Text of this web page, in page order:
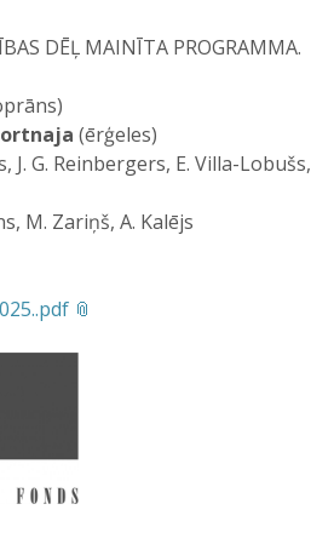
DĒĻ MAINĪTA PROGRAMMA.
(ērģeles)
J. G. Reinbergers, E. Villa-Lobušs,
M. Zariņš, A. Kalējs